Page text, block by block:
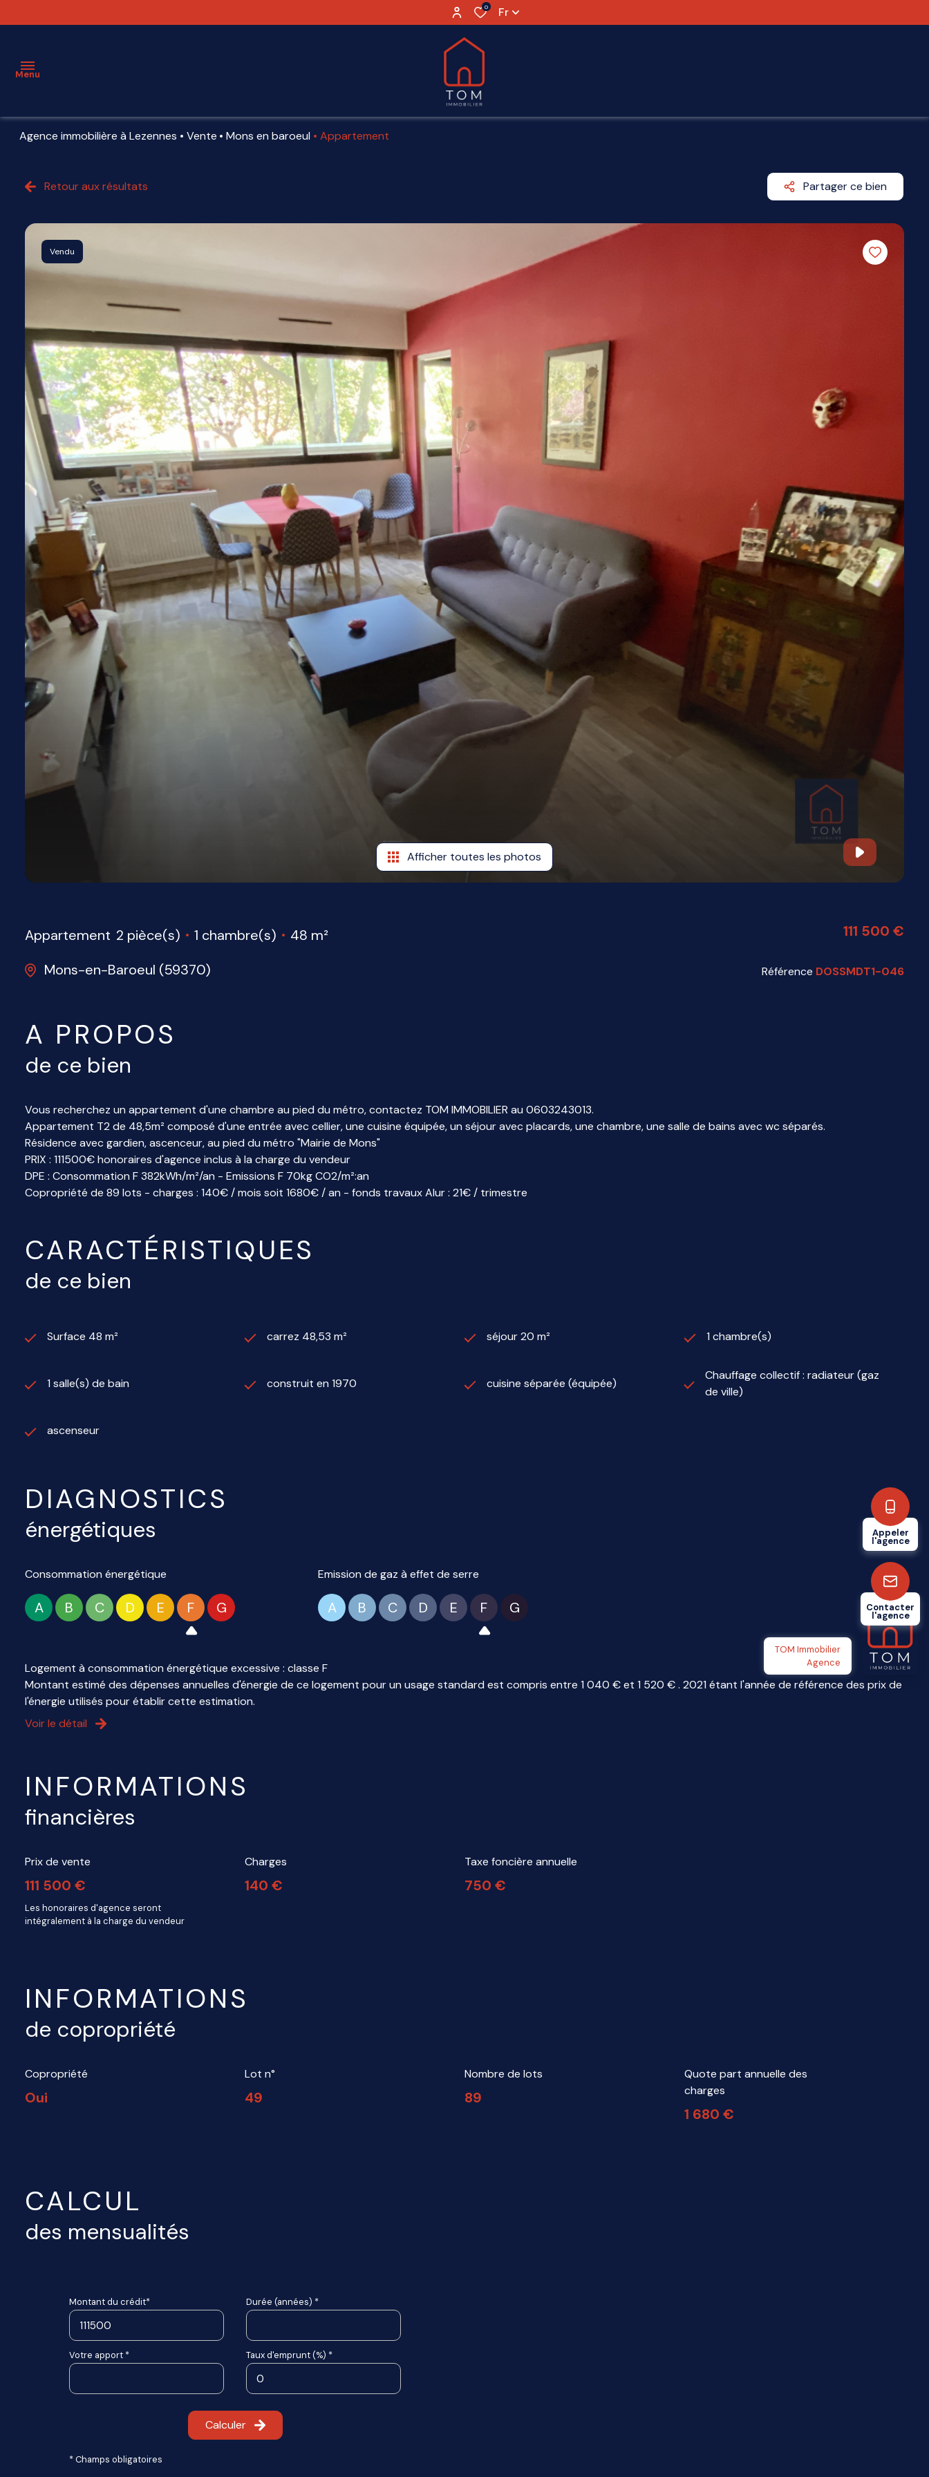
0 Fr
Menu
ESTIMATION
VENDU
AGENCE
ME
CONTACTER
Agence immobilière à Lezennes Vente Mons en baroeul Appartement
TOM Immobilier
Agence
Appeler
l'agence
Contacter
l'agence
Retour aux résultats Partager ce bien
Vendu
Afficher toutes les photos
Appartement 2 pièce(s) 1 chambre(s)
48 m²
Mons-en-Baroeul (59370)
111 500 €
Référence DOSSMDT1-046
A PROPOS
de ce bien
Vous recherchez un appartement d'une chambre au pied du métro, contactez TOM IMMOBILIER au 0603243013.
Appartement T2 de 48,5m² composé d'une entrée avec cellier, une cuisine équipée, un séjour avec placards, une chambre, une salle de bains avec wc séparés.
Résidence avec gardien, ascenceur, au pied du métro "Mairie de Mons"
PRIX : 111500€ honoraires d'agence inclus à la charge du vendeur
DPE : Consommation F 382kWh/m²/an - Emissions F 70kg CO2/m²:an
Copropriété de 89 lots - charges : 140€ / mois soit 1680€ / an - fonds travaux Alur : 21€ / trimestre
CARACTÉRISTIQUES
de ce bien
Surface 48 m² carrez 48,53 m² séjour 20 m² 1 chambre(s)
1 salle(s) de bain construit en 1970 cuisine séparée (équipée)
Chauffage collectif : radiateur (gaz
de ville)
ascenseur
DIAGNOSTICS
énergétiques
Consommation énergétique
A B C D E F G
Emission de gaz à effet de serre
A B C D E F G
Logement à consommation énergétique excessive : classe F
Montant estimé des dépenses annuelles d'énergie de ce logement pour un usage standard est compris entre 1 040 € et 1 520 € . 2021 étant l'année de référence des prix de
l'énergie utilisés pour établir cette estimation.
Voir le détail
INFORMATIONS
financières
Prix de vente
111 500 €
Les honoraires d'agence seront
intégralement à la charge du vendeur
Charges
140 €
Taxe foncière annuelle
750 €
INFORMATIONS
de copropriété
Copropriété
Oui
Lot n°
49
Nombre de lots
89
Quote part annuelle des
charges
1 680 €
CALCUL
des mensualités
Montant du crédit* Durée (années) *
Votre apport * Taux d'emprunt (%) *
Calculer
* Champs obligatoires